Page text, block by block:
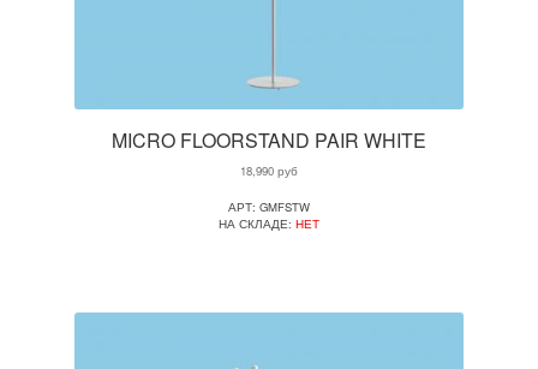
MICRO FLOORSTAND PAIR WHITE
18,990руб
АРТ: GMFSTW
НА СКЛАДЕ: НЕТ